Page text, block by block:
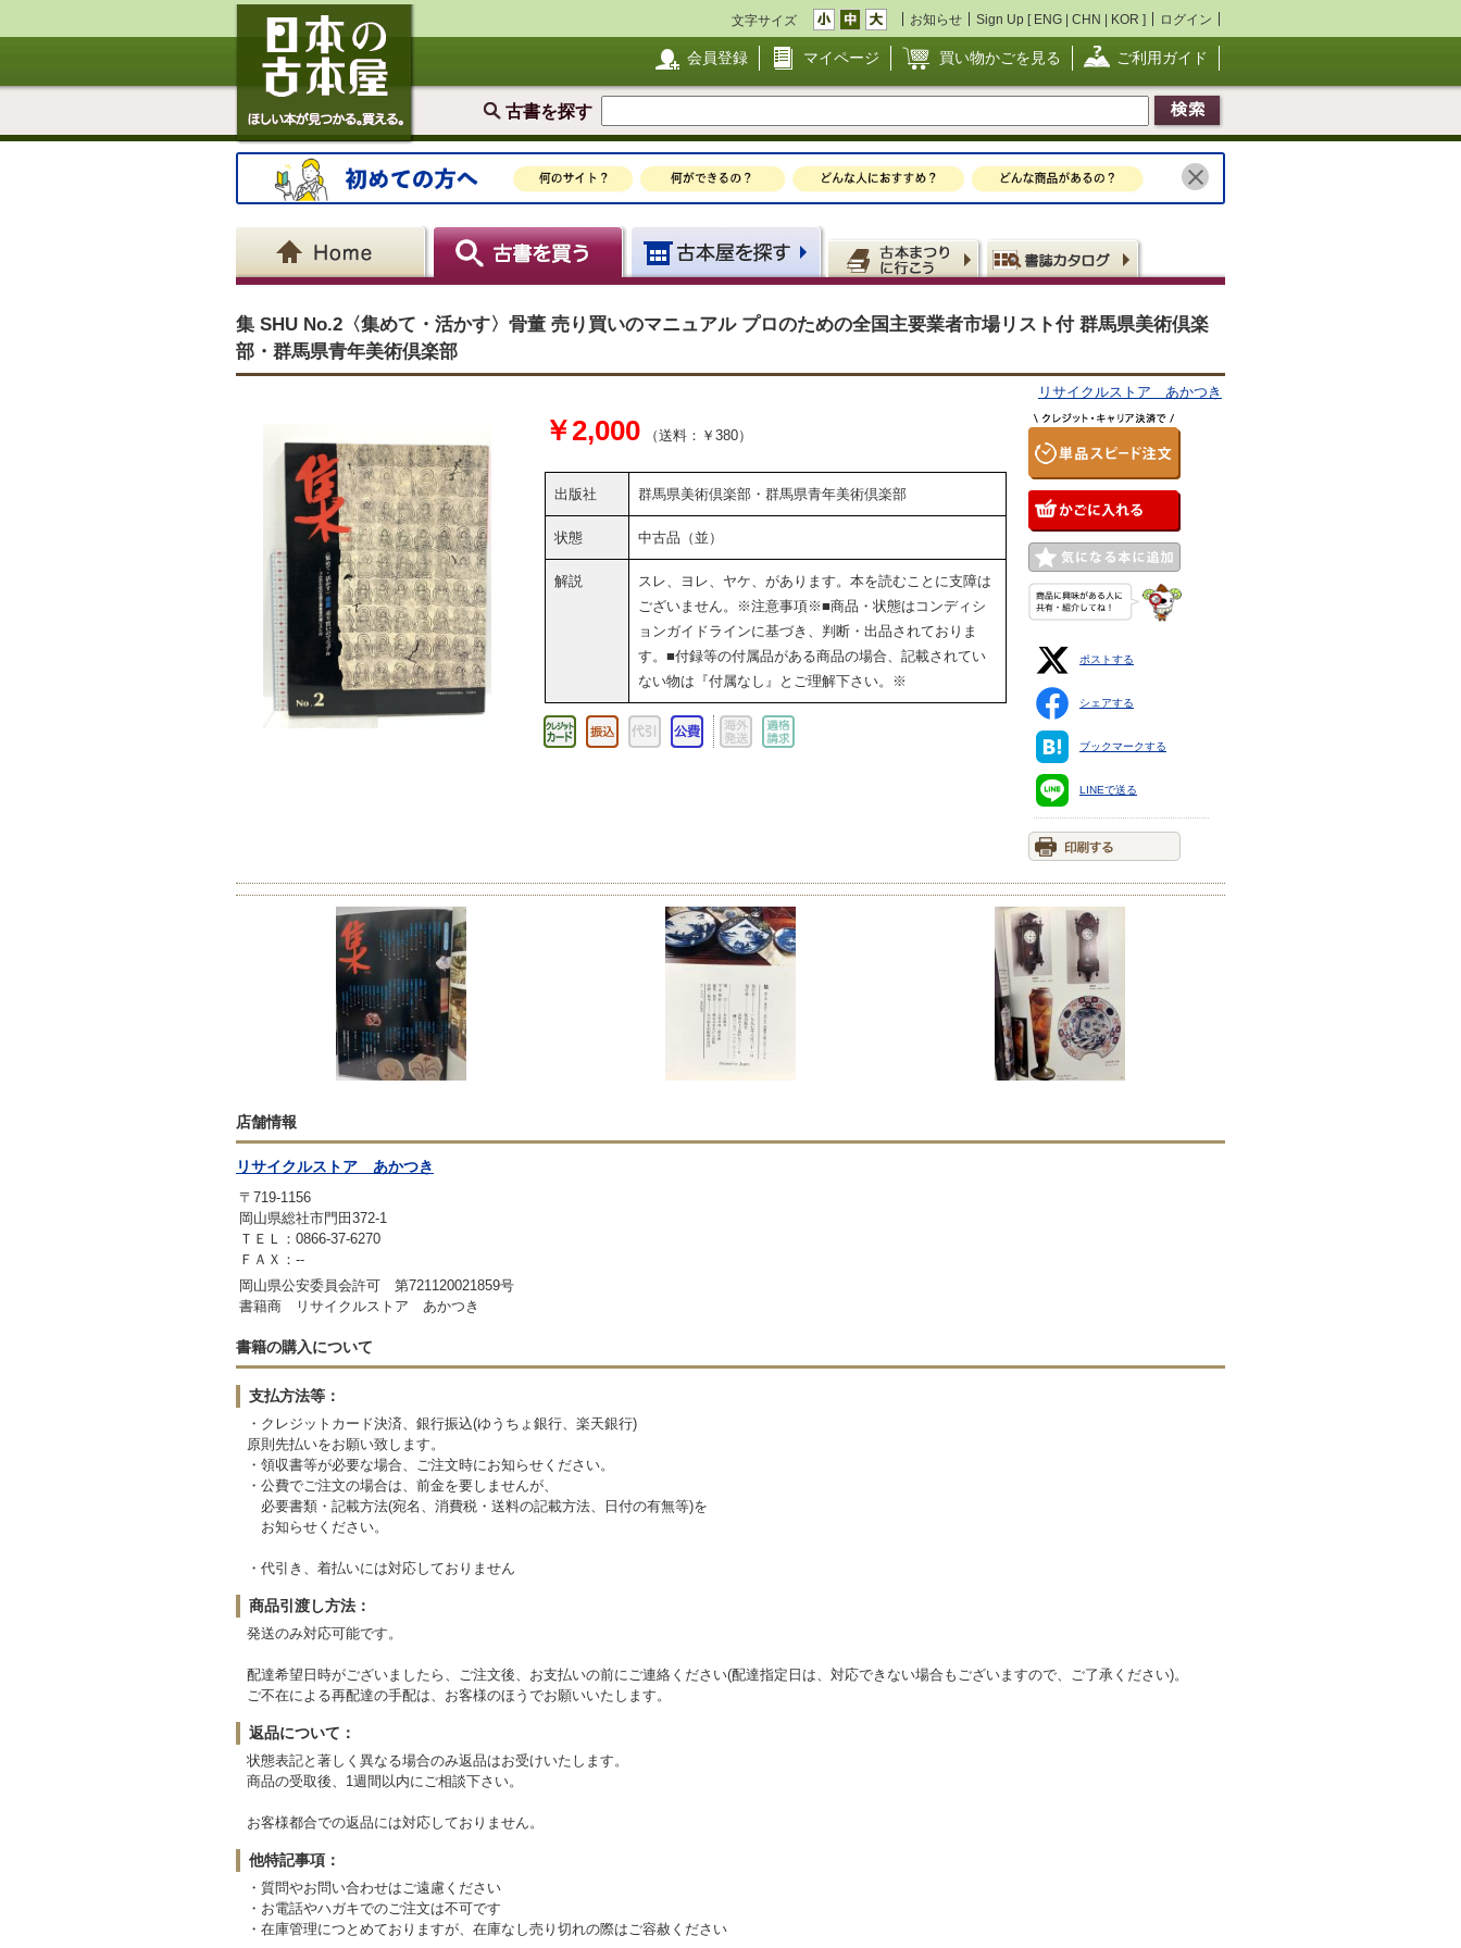
文字サイズ お知らせ Sign Up [ ENG | CHN | KOR ] ログイン
会員登録 マイページ 買い物かごを見る ご利用ガイド
古書を探す
集 SHU No.2〈集めて・活かす〉骨董 売り買いのマニュアル プロのための全国主要業者市場リスト付 群馬県美術倶楽
部・群馬県青年美術倶楽部
リサイクルストア あかつき
￥2,000 （送料：￥380）
出版社 群馬県美術倶楽部・群馬県青年美術倶楽部
状態 中古品（並）
解説
スレ、ヨレ、ヤケ、があります。本を読むことに支障は
ございません。※注意事項※■商品・状態はコンディシ
ョンガイドラインに基づき、判断・出品されておりま
す。■付録等の付属品がある商品の場合、記載されてい
ない物は『付属なし』とご理解下さい。※
ポストする
シェアする
ブックマークする
LINEで送る
店舗情報
リサイクルストア あかつき
〒719-1156
岡山県総社市門田372-1
ＴＥＬ：0866-37-6270
ＦＡＸ：--
岡山県公安委員会許可 第721120021859号
書籍商 リサイクルストア あかつき
書籍の購入について
支払方法等：
・クレジットカード決済、銀行振込(ゆうちょ銀行、楽天銀行)
原則先払いをお願い致します。
・領収書等が必要な場合、ご注文時にお知らせください。
・公費でご注文の場合は、前金を要しませんが、
必要書類・記載方法(宛名、消費税・送料の記載方法、日付の有無等)を
お知らせください。
・代引き、着払いには対応しておりません
商品引渡し方法：
発送のみ対応可能です。
配達希望日時がございましたら、ご注文後、お支払いの前にご連絡ください(配達指定日は、対応できない場合もございますので、ご了承ください)。
ご不在による再配達の手配は、お客様のほうでお願いいたします。
返品について：
状態表記と著しく異なる場合のみ返品はお受けいたします。
商品の受取後、1週間以内にご相談下さい。
お客様都合での返品には対応しておりません。
他特記事項：
・質問やお問い合わせはご遠慮ください
・お電話やハガキでのご注文は不可です
・在庫管理につとめておりますが、在庫なし売り切れの際はご容赦ください